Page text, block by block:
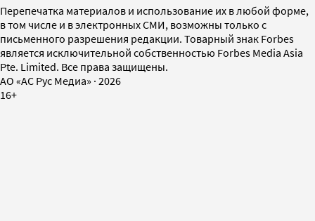
Перепечатка материалов и использование их в любой форме,
в том числе и в электронных СМИ, возможны только с
письменного разрешения редакции. Товарный знак Forbes
является исключительной собственностью Forbes Media Asia
Pte. Limited. Все права защищены.
AO «АС Рус Медиа» · 2026
16+